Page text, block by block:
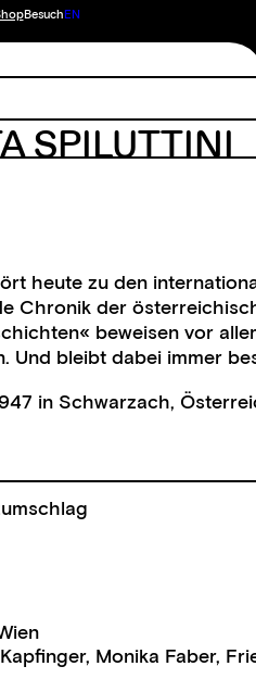
BesuchEN
SPILUTTINI
heute zu den
Chronik der
beweisen vor
Und bleibt dabei immer
in Schwarzach,
, Monika Faber,